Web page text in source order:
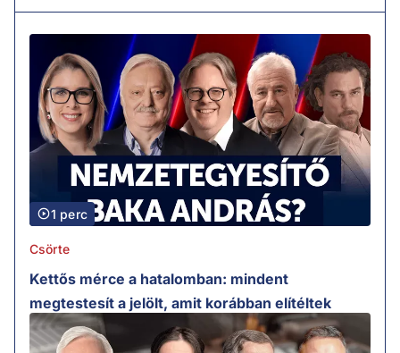
1 perc
Csörte
Kettős mérce a hatalomban: mindent
megtestesít a jelölt, amit korábban elítéltek